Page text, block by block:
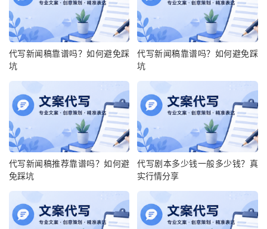
代写新闻稿靠谱吗？如何避免踩
坑
代写新闻稿靠谱吗？如何避免踩
坑
代写新闻稿推荐靠谱吗？如何避
免踩坑
代写剧本多少钱一般多少钱？真
实行情分享